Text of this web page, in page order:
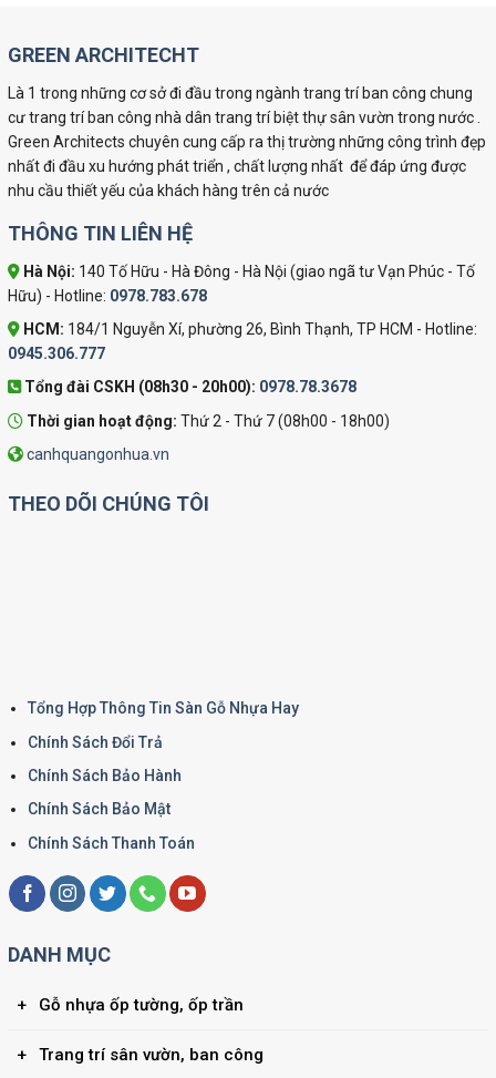
GREEN ARCHITECHT
Là 1 trong những cơ sở đi đầu trong ngành trang trí ban công chung
cư trang trí ban công nhà dân trang trí biệt thự sân vườn trong nước .
Green Architects chuyên cung cấp ra thị trường những công trình đẹp
nhất đi đầu xu hướng phát triển , chất lượng nhất để đáp ứng được
nhu cầu thiết yếu của khách hàng trên cả nước
THÔNG TIN LIÊN HỆ
Hà Nội: 140 Tố Hữu - Hà Đông - Hà Nội (giao ngã tư Vạn Phúc - Tố
Hữu) - Hotline: 0978.783.678
HCM: 184/1 Nguyễn Xí, phường 26, Bình Thạnh, TP HCM - Hotline:
0945.306.777
Tổng đài CSKH (08h30 - 20h00): 0978.78.3678
Thời gian hoạt động: Thứ 2 - Thứ 7 (08h00 - 18h00)
canhquangonhua.vn
THEO DÕI CHÚNG TÔI
Tổng Hợp Thông Tin Sàn Gỗ Nhựa Hay
Chính Sách Đổi Trả
Chính Sách Bảo Hành
Chính Sách Bảo Mật
Chính Sách Thanh Toán
DANH MỤC
Gỗ nhựa ốp tường, ốp trần
Trang trí sân vườn, ban công